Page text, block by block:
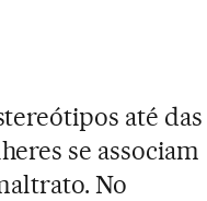
até das
se associam
No